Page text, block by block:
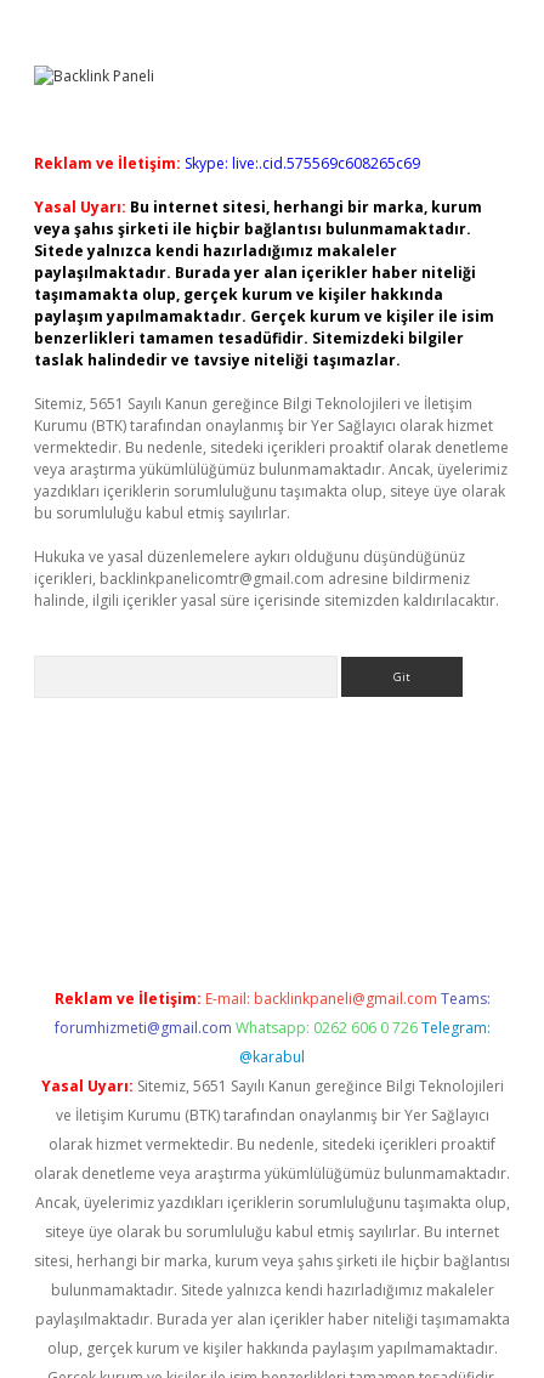
Reklam ve İletişim: Skype: live:.cid.575569c608265c69
Yasal Uyarı: Bu internet sitesi, herhangi bir marka, kurum
veya şahıs şirketi ile hiçbir bağlantısı bulunmamaktadır.
Sitede yalnızca kendi hazırladığımız makaleler
paylaşılmaktadır. Burada yer alan içerikler haber niteliği
taşımamakta olup, gerçek kurum ve kişiler hakkında
paylaşım yapılmamaktadır. Gerçek kurum ve kişiler ile isim
benzerlikleri tamamen tesadüfidir. Sitemizdeki bilgiler
taslak halindedir ve tavsiye niteliği taşımazlar.
Sitemiz, 5651 Sayılı Kanun gereğince Bilgi Teknolojileri ve İletişim
Kurumu (BTK) tarafından onaylanmış bir Yer Sağlayıcı olarak hizmet
vermektedir. Bu nedenle, sitedeki içerikleri proaktif olarak denetleme
veya araştırma yükümlülüğümüz bulunmamaktadır. Ancak, üyelerimiz
yazdıkları içeriklerin sorumluluğunu taşımakta olup, siteye üye olarak
bu sorumluluğu kabul etmiş sayılırlar.
Hukuka ve yasal düzenlemelere aykırı olduğunu düşündüğünüz
içerikleri, backlinkpanelicomtr@gmail.com adresine bildirmeniz
halinde, ilgili içerikler yasal süre içerisinde sitemizden kaldırılacaktır.
Reklam ve İletişim: E-mail: backlinkpaneli@gmail.com Teams:
forumhizmeti@gmail.com Whatsapp: 0262 606 0 726 Telegram:
@karabul
Yasal Uyarı: Sitemiz, 5651 Sayılı Kanun gereğince Bilgi Teknolojileri
ve İletişim Kurumu (BTK) tarafından onaylanmış bir Yer Sağlayıcı
olarak hizmet vermektedir. Bu nedenle, sitedeki içerikleri proaktif
olarak denetleme veya araştırma yükümlülüğümüz bulunmamaktadır.
Ancak, üyelerimiz yazdıkları içeriklerin sorumluluğunu taşımakta olup,
siteye üye olarak bu sorumluluğu kabul etmiş sayılırlar. Bu internet
sitesi, herhangi bir marka, kurum veya şahıs şirketi ile hiçbir bağlantısı
bulunmamaktadır. Sitede yalnızca kendi hazırladığımız makaleler
paylaşılmaktadır. Burada yer alan içerikler haber niteliği taşımamakta
olup, gerçek kurum ve kişiler hakkında paylaşım yapılmamaktadır.